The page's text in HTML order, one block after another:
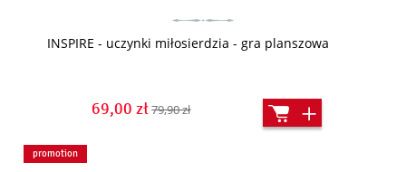
INSPIRE - uczynki miłosierdzia - gra planszowa
69,00 zł79,90 zł
promotion